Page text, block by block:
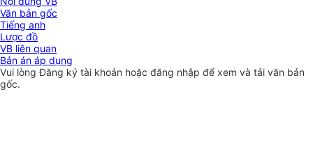
Văn bản gốc
Tiếng anh
Lược đồ
VB liên quan
Bản án áp dụng
Vui lòngĐăng ký tài khoản hoặc đăng nhập để xem và tải văn bản
gốc.